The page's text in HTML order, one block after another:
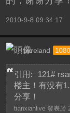
2010-9-8 09:34:17
pureland
引用: 121#
楼主！有没有
分享！
tianxianlive 發表於